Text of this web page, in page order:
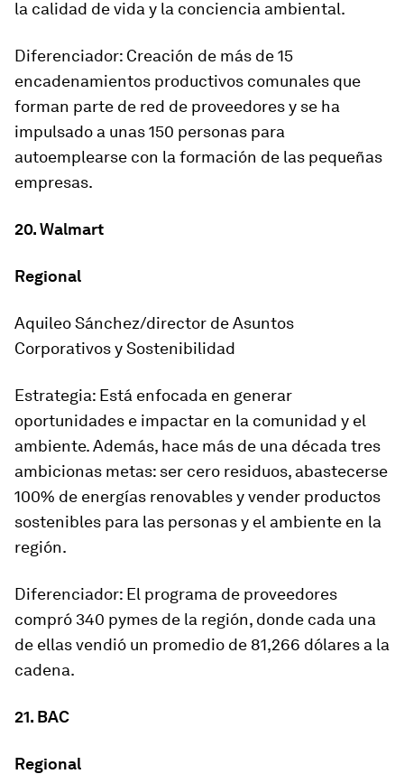
la calidad de vida y la conciencia ambiental.
Diferenciador: Creación de más de 15
encadenamientos productivos comunales que
forman parte de red de proveedores y se ha
impulsado a unas 150 personas para
autoemplearse con la formación de las pequeñas
empresas.
20. Walmart
Regional
Aquileo Sánchez/director de Asuntos
Corporativos y Sostenibilidad
Estrategia: Está enfocada en generar
oportunidades e impactar en la comunidad y el
ambiente. Además, hace más de una década tres
ambicionas metas: ser cero residuos, abastecerse
100% de energías renovables y vender productos
sostenibles para las personas y el ambiente en la
región.
Diferenciador: El programa de proveedores
compró 340 pymes de la región, donde cada una
de ellas vendió un promedio de 81,266 dólares a la
cadena.
21. BAC
Regional